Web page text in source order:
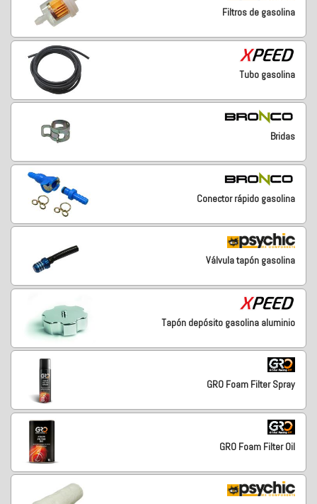
Filtros de gasolina
Tubo gasolina
Bridas
Conector rápido gasolina
Válvula tapón gasolina
Tapón depósito gasolina aluminio
GRO Foam Filter Spray
GRO Foam Filter Oil